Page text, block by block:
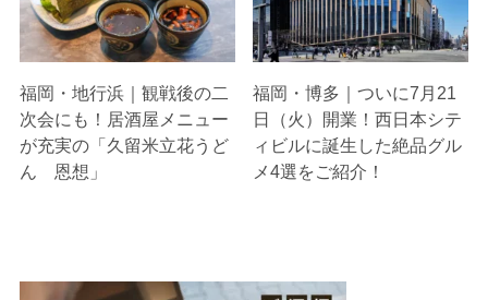
福岡・地行浜｜観戦後の二
次会にも！居酒屋メニュー
が充実の「久留米立花うど
ん 恩想」
福岡・博多｜ついに7月21
日（火）開業！西日本シテ
ィビルに誕生した絶品グル
メ4選をご紹介！